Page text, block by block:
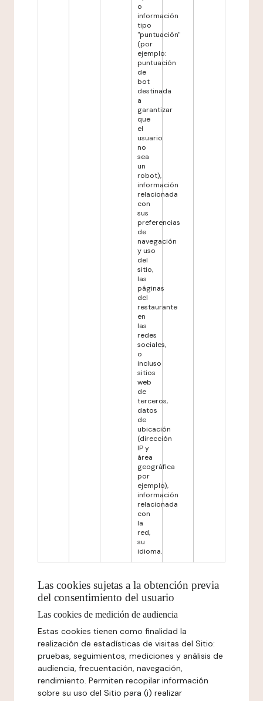
o
información
tipo
"puntuación"
(por
ejemplo:
puntuación
de
bot
destinada
a
garantizar
que
el
usuario
no
sea
un
robot),
información
relacionada
con
sus
preferencias
de
navegación
y uso
del
sitio,
las
páginas
del
restaurante
en
las
redes
sociales,
o
incluso
sitios
web
de
terceros,
datos
de
ubicación
(dirección
IP y
área
geográfica
por
ejemplo),
información
relacionada
con
la
red,
su
idioma.
Las cookies sujetas a la obtención previa
del consentimiento del usuario
Las cookies de medición de audiencia
Estas cookies tienen como finalidad la
realización de estadísticas de visitas del Sitio:
pruebas, seguimientos, mediciones y análisis de
audiencia, frecuentación, navegación,
rendimiento. Permiten recopilar información
sobre su uso del Sitio para (i) realizar